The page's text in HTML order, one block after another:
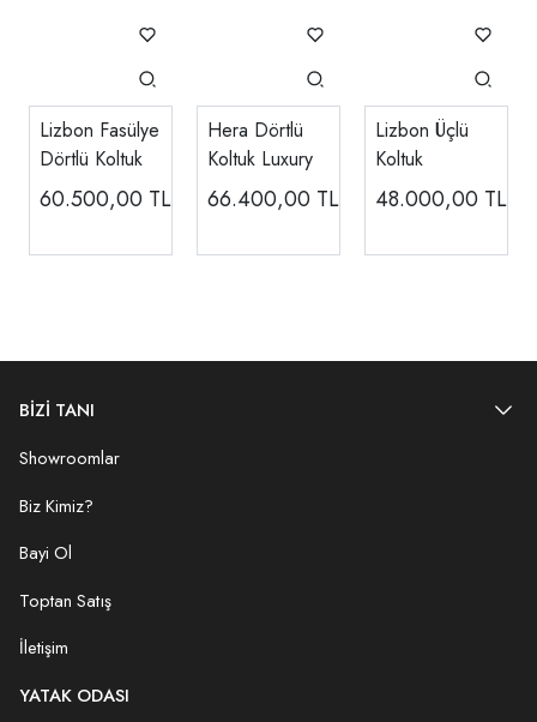
Lizbon Fasülye
Dörtlü Koltuk
60.500,00 TL
Hera Dörtlü
Koltuk Luxury
66.400,00 TL
Lizbon Üçlü
Koltuk
48.000,00 TL
BİZİ TANI
Showroomlar
Biz Kimiz?
Bayi Ol
Toptan Satış
İletişim
YATAK ODASI